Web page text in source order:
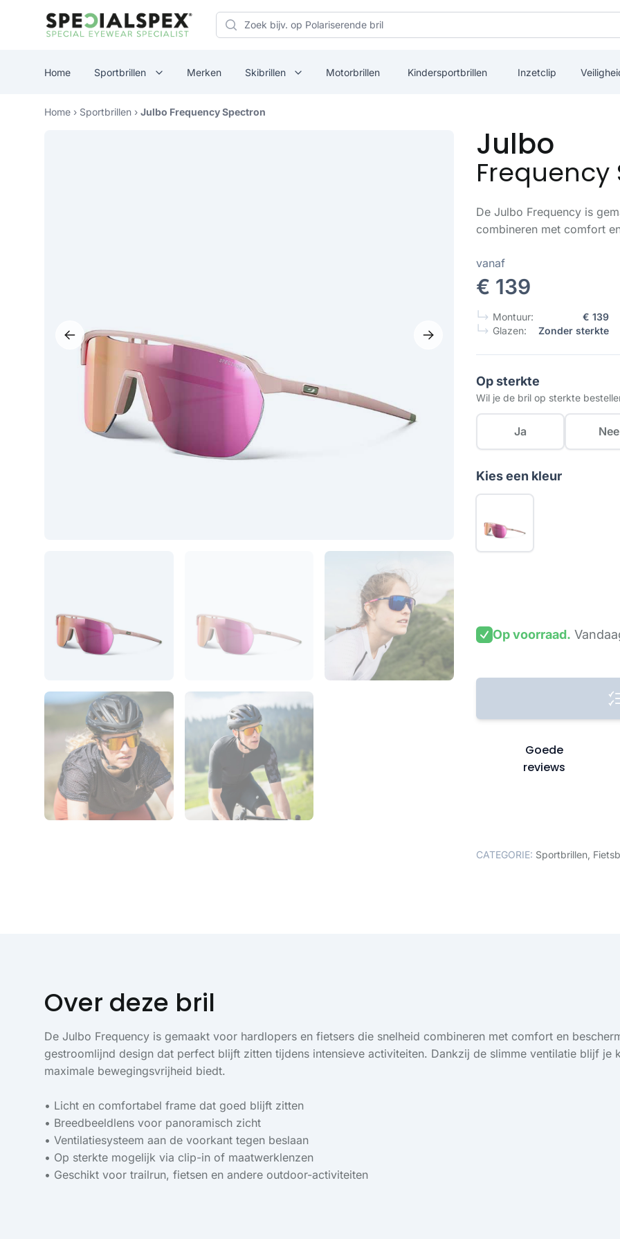
Specialspex Logo Search
Home Sportbrillen Merken Skibrillen Motorbrillen Kindersportbrillen Inzetclip
Home › Sportbrillen › Julbo Frequency Spectron
Julbo
De Julbo Frequency is
combineren met comfort
vanaf
€ 139
Montuur:
€ 139
Glazen:
Zonder sterkte
Op sterkte
Wil je de bril op sterkte
Ja Nee
Kies een kleur
Op voorraad.
Goede
reviews
CATEGORIE: Sportbrillen,
Over deze bril
De Julbo Frequency is gemaakt voor hardlopers en fietsers die snelheid combineren met comfort en
gestroomlijnd design dat perfect blijft zitten tijdens intensieve activiteiten. Dankzij de slimme ventilatie blijf je
maximale bewegingsvrijheid biedt.
• Licht en comfortabel frame dat goed blijft zitten
• Breedbeeldlens voor panoramisch zicht
• Ventilatiesysteem aan de voorkant tegen beslaan
• Op sterkte mogelijk via clip-in of maatwerklenzen
• Geschikt voor trailrun, fietsen en andere outdoor-activiteiten